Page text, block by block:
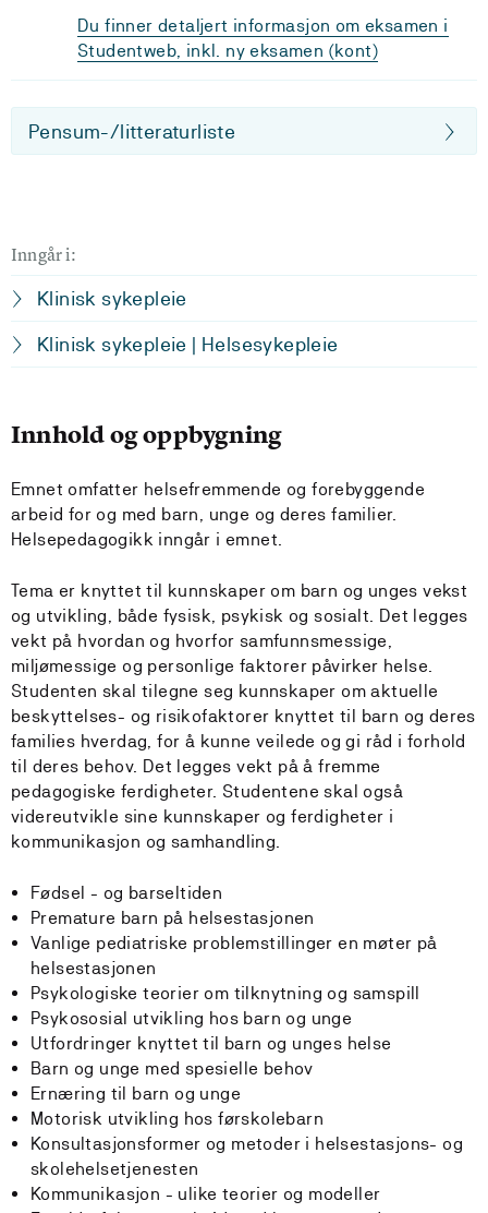
Du finner detaljert informasjon om eksamen i
Studentweb, inkl. ny eksamen (kont)
Pensum-/litteraturliste
Inngår i:
Klinisk sykepleie
Klinisk sykepleie | Helsesykepleie
Innhold og oppbygning
Emnet omfatter helsefremmende og forebyggende
arbeid for og med barn, unge og deres familier.
Helsepedagogikk inngår i emnet.
Tema er knyttet til kunnskaper om barn og unges vekst
og utvikling, både fysisk, psykisk og sosialt. Det legges
vekt på hvordan og hvorfor samfunnsmessige,
miljømessige og personlige faktorer påvirker helse.
Studenten skal tilegne seg kunnskaper om aktuelle
beskyttelses- og risikofaktorer knyttet til barn og deres
families hverdag, for å kunne veilede og gi råd i forhold
til deres behov. Det legges vekt på å fremme
pedagogiske ferdigheter. Studentene skal også
videreutvikle sine kunnskaper og ferdigheter i
kommunikasjon og samhandling.
Fødsel - og barseltiden
Premature barn på helsestasjonen
Vanlige pediatriske problemstillinger en møter på
helsestasjonen
Psykologiske teorier om tilknytning og samspill
Psykososial utvikling hos barn og unge
Utfordringer knyttet til barn og unges helse
Barn og unge med spesielle behov
Ernæring til barn og unge
Motorisk utvikling hos førskolebarn
Konsultasjonsformer og metoder i helsestasjons- og
skolehelsetjenesten
Kommunikasjon - ulike teorier og modeller